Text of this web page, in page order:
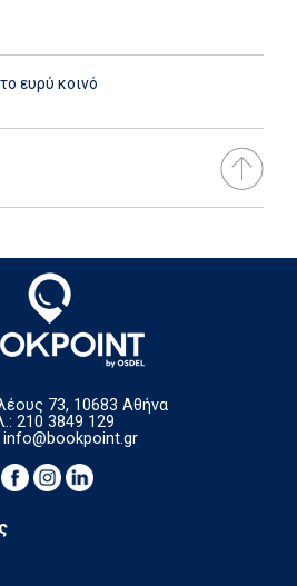
ευρύ κοινό
73, 10683 Αθήνα
210 3849 129
info@bookpoint.gr